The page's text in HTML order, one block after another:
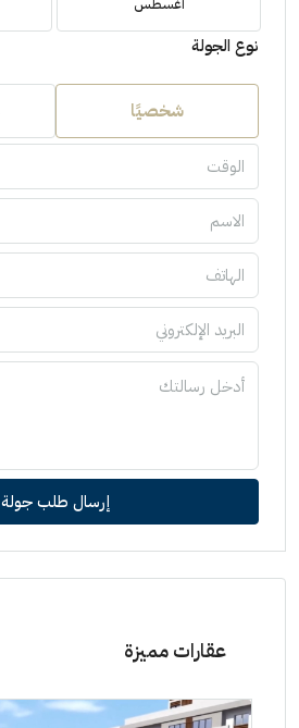
نوع الجولة
شخصيًا
الوقت
إرسال طلب جولة
عقارات مميزة